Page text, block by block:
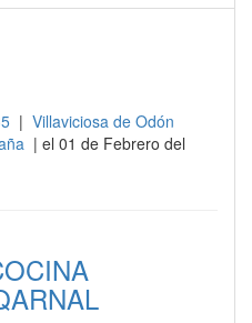
| Villaviciosa de Odón
| el 01 de Febrero del